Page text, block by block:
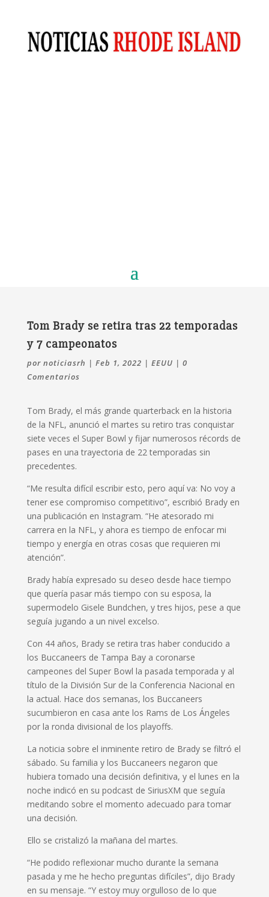
Tom Brady se retira tras 22 temporadas
y 7 campeonatos
por noticiasrh | Feb 1, 2022 | EEUU | 0
Comentarios
Tom Brady, el más grande quarterback en la historia
de la NFL, anunció el martes su retiro tras conquistar
siete veces el Super Bowl y fijar numerosos récords de
pases en una trayectoria de 22 temporadas sin
precedentes.
“Me resulta difícil escribir esto, pero aquí va: No voy a
tener ese compromiso competitivo”, escribió Brady en
una publicación en Instagram. “He atesorado mi
carrera en la NFL, y ahora es tiempo de enfocar mi
tiempo y energía en otras cosas que requieren mi
atención”.
Brady había expresado su deseo desde hace tiempo
que quería pasar más tiempo con su esposa, la
supermodelo Gisele Bundchen, y tres hijos, pese a que
seguía jugando a un nivel excelso.
Con 44 años, Brady se retira tras haber conducido a
los Buccaneers de Tampa Bay a coronarse
campeones del Super Bowl la pasada temporada y al
título de la División Sur de la Conferencia Nacional en
la actual. Hace dos semanas, los Buccaneers
sucumbieron en casa ante los Rams de Los Ángeles
por la ronda divisional de los playoffs.
La noticia sobre el inminente retiro de Brady se filtró el
sábado. Su familia y los Buccaneers negaron que
hubiera tomado una decisión definitiva, y el lunes en la
noche indicó en su podcast de SiriusXM que seguía
meditando sobre el momento adecuado para tomar
una decisión.
Ello se cristalizó la mañana del martes.
“He podido reflexionar mucho durante la semana
pasada y me he hecho preguntas difíciles”, dijo Brady
en su mensaje. “Y estoy muy orgulloso de lo que